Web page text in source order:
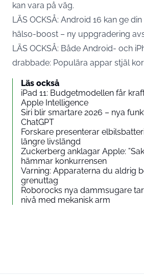
kan vara på väg.
LÄS OCKSÅ: Android 16 kan ge
hälso-boost – ny uppgradering
LÄS OCKSÅ: Både Android- och
drabbade: Populära appar stjäl
Läs också
iPad 11: Budgetmodellen får
Apple Intelligence
Siri blir smartare 2026 – nya
ChatGPT
Forskare presenterar
längre livslängd
Zuckerberg anklagar Apple:
hämmar konkurrensen
Varning: Apparaterna du aldrig
grenuttag
Roborocks nya dammsugare
nivå med mekanisk arm